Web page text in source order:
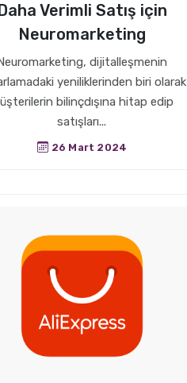
Verimli Satış için
Neuromarketing
dijitalleşmenin
yeniliklerinden biri olarak
bilinçdışına hitap edip
satışları...
26 Mart 2024